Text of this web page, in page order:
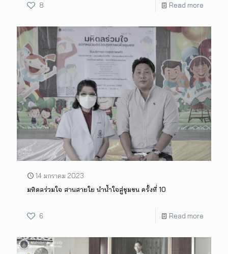
8 Read more
14 มกราคม 2023
มหิดลร่วมใจ สานสายใย นำน้ำใจสู่ชุมชน ครั้งที่ 10
6 Read more